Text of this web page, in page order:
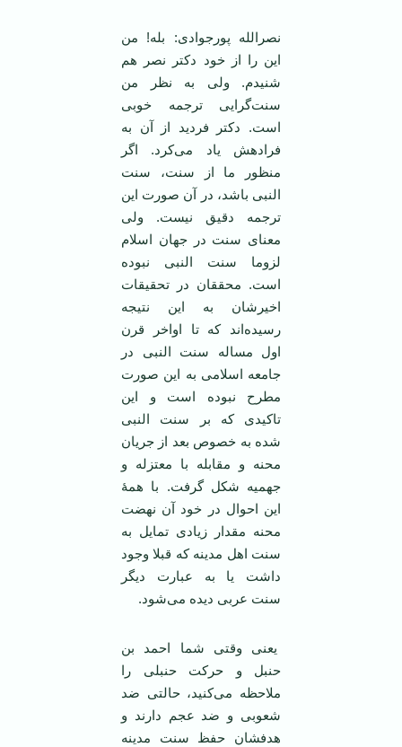
نصرالله پورجوادی: بله! من
این را از خود دكتر نصر هم
شنیدم. ولی به نظر من
سنت‌گرایی ترجمه خوبی
است. دكتر فردید از آن به
فرادهش یاد می‌كرد. اگر
منظور ما از سنت، سنت
النبی باشد، در آن صورت این
ترجمه دقیق نیست. ولی
معنای سنت در جهان اسلام
لزوما سنت النبی نبوده
است. محققان در تحقیقات
اخیرشان به این نتیجه
رسیده‌اند كه تا اواخر قرن
اول مساله سنت النبی در
جامعه اسلامی به این صورت
مطرح نبوده است و این
تاكیدی كه بر سنت النبی
شده به خصوص بعد از جریان
محنه و مقابله با معتزله و
جهمیه شكل گرفت. با همۀ
این احوال در خود آن نهضت
محنه مقدار زیادی تمایل به
سنت اهل مدینه كه قبلا وجود
داشت یا به عبارت دیگر
سنت عربی دیده می‌شود.
یعنی وقتی شما احمد بن
حنبل و حركت حنبلی را
ملاحظه می‌كنید، حالتی ضد
شعوبی و ضد عجم دارند و
هدفشان حفظ سنت مدینه